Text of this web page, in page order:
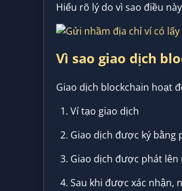
Hiểu rõ lý do vì sao điều
Vì sao giao dịch
Giao dịch blockchain hoạt
Ví tạo giao dịch
Giao dịch được ký bằng
Giao dịch được phát
Sau khi được xác nhận,